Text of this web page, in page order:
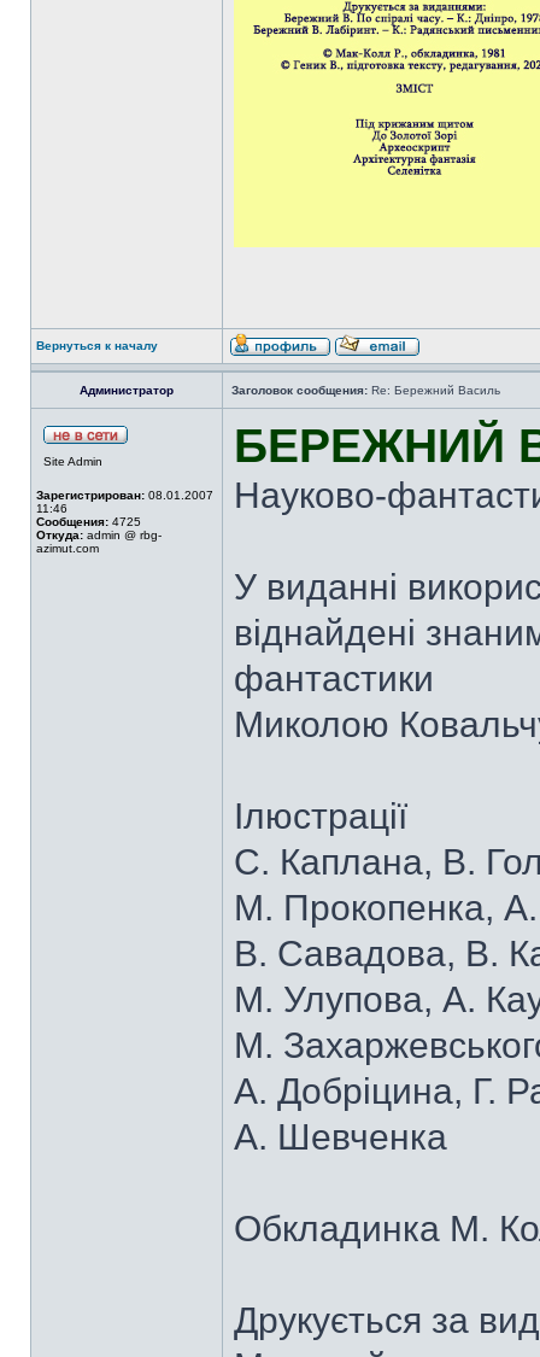
Вернуться к началу
Администратор Заголовок сообщения: Re: Бережний Василь
Site Admin
Зарегистрирован: 08.01.2007
11:46
Сообщения: 4725
Откуда: admin @ rbg-
azimut.com
БЕРЕЖНИЙ
Науково-
У виданні
віднайдені
фантастики
Миколою
Ілюстрації
С. Каплана, В.
М. Прокопенка,
В. Савадова, В.
М. Улупова, А.
М.
А. Добріцина, Г.
А. Шевченка
Обкладинка М.
Друкується за